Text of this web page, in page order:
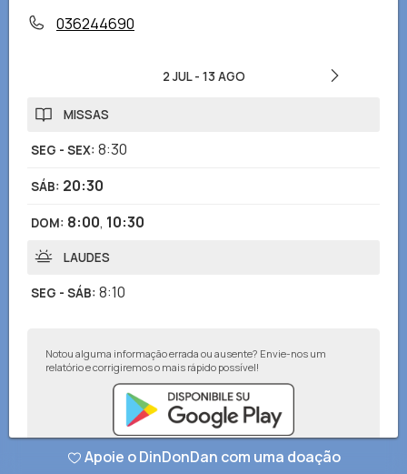
036244690
2 JUL- 13 AGO
MISSAS
SEG - SEX: 8:30
SÁB: 20:30
DOM: 8:00, 10:30
LAUDES
SEG - SÁB: 8:10
Notou alguma informação errada ou ausente? Envie-nos um
relatório e corrigiremos o mais rápido possível!
Apoie o DinDonDan com uma doação